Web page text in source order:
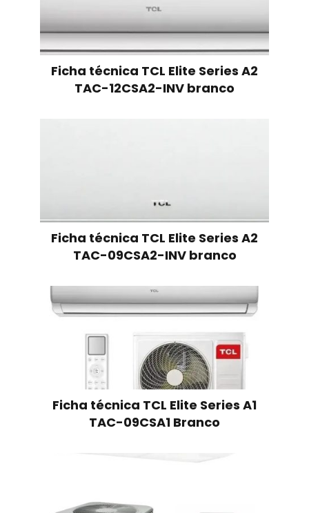
Ficha técnica TCL Elite Series A2
TAC-12CSA2-INV branco
Ficha técnica TCL Elite Series A2
TAC-09CSA2-INV branco
Ficha técnica TCL Elite Series A1
TAC-09CSA1 Branco